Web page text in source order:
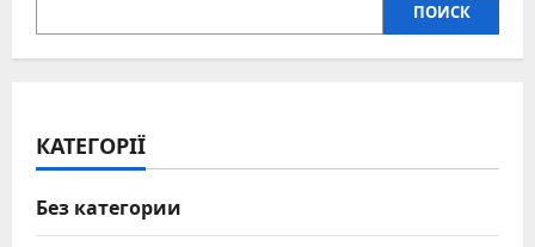
ПОИСК
КАТЕГОРІЇ
Без категории